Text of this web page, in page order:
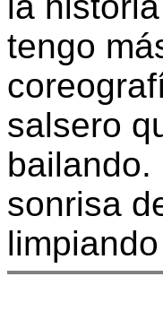
tengo
salsero
sonrisa